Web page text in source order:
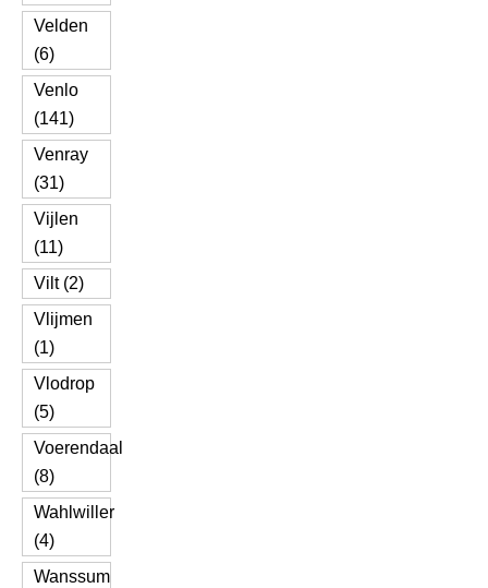
Velden
(6)
Venlo
(141)
Venray
(31)
Vijlen
(11)
Vilt (2)
Vlijmen
(1)
Vlodrop
(5)
Voerendaal
(8)
Wahlwiller
(4)
Wanssum